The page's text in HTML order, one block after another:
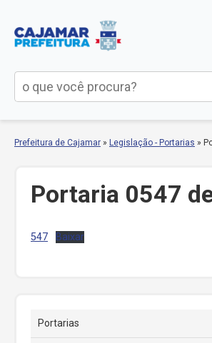
Prefeitura de Cajamar » Legislação - Portarias »
Portaria 0547
547 Baixar
Portarias